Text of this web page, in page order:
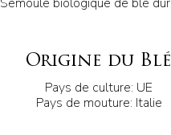
Origine du Blé
Pays de culture: UE
Pays de mouture: Italie